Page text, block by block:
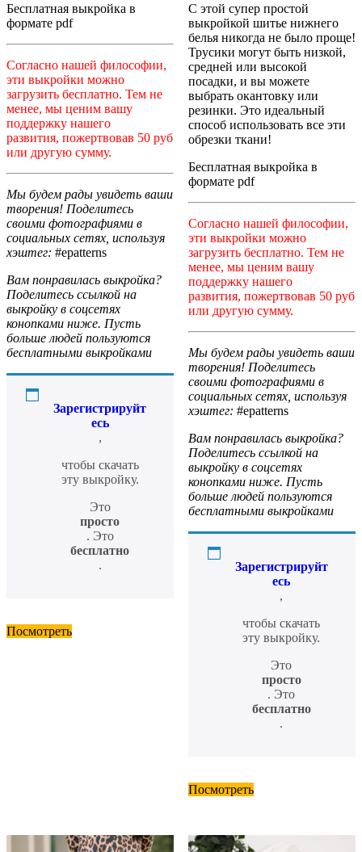
Бесплатная выкройка в
формате pdf
Согласно нашей философии,
эти выкройки можно
загрузить бесплатно. Тем не
менее, мы ценим вашу
поддержку нашего
развития, пожертвовав 50 руб
или другую сумму.
Мы будем рады увидеть ваши
творения! Поделитесь
своими фотографиями в
социальных сетях, используя
хэштег: #epatterns
Вам понравилась выкройка?
Поделитесь ссылкой на
выкройку в соцсетях
конопками ниже. Пусть
больше людей пользуются
бесплатными выкройками
Зарегистрируйт
есь
,
чтобы скачать
эту выкройку.
Это
просто
. Это
бесплатно
.
Посмотреть
С этой супер простой
выкройкой шитье нижнего
белья никогда не было проще!
Трусики могут бытьнизкой,
средней или высокой
посадки, и вы можете
выбрать окантовку или
резинки. Это идеальный
способ использовать все эти
обрезки ткани!
Бесплатная выкройка в
формате pdf
Согласно нашей философии,
эти выкройки можно
загрузить бесплатно. Тем не
менее, мы ценим вашу
поддержку нашего
развития, пожертвовав 50 руб
или другую сумму.
Мы будем рады увидеть ваши
творения! Поделитесь
своими фотографиями в
социальных сетях, используя
хэштег: #epatterns
Вам понравилась выкройка?
Поделитесь ссылкой на
выкройку в соцсетях
конопками ниже. Пусть
больше людей пользуются
бесплатными выкройками
Зарегистрируйт
есь
,
чтобы скачать
эту выкройку.
Это
просто
. Это
бесплатно
.
Посмотреть